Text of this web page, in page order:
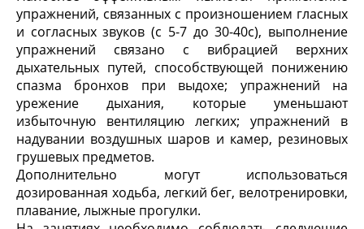
упражнений, связанных с произношением гласных
и согласных звуков (с 5-7 до 30-40с), выполнение
упражнений связано с вибрацией верхних
дыхательных путей, способствующей понижению
спазма бронхов при выдохе; упражнений на
урежение дыхания, которые уменьшают
избыточную вентиляцию легких; упражнений в
надувании воздушных шаров и камер, резиновых
грушевых предметов.
Дополнительно могут использоваться
дозированная ходьба, легкий бег, велотренировки,
плавание, лыжные прогулки.